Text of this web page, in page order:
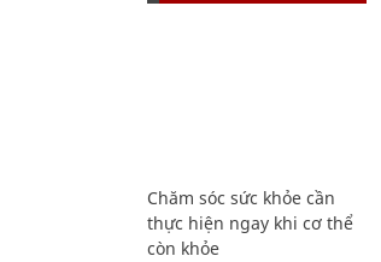
Chăm sóc sức khỏe cần
thực hiện ngay khi cơ thể
còn khỏe